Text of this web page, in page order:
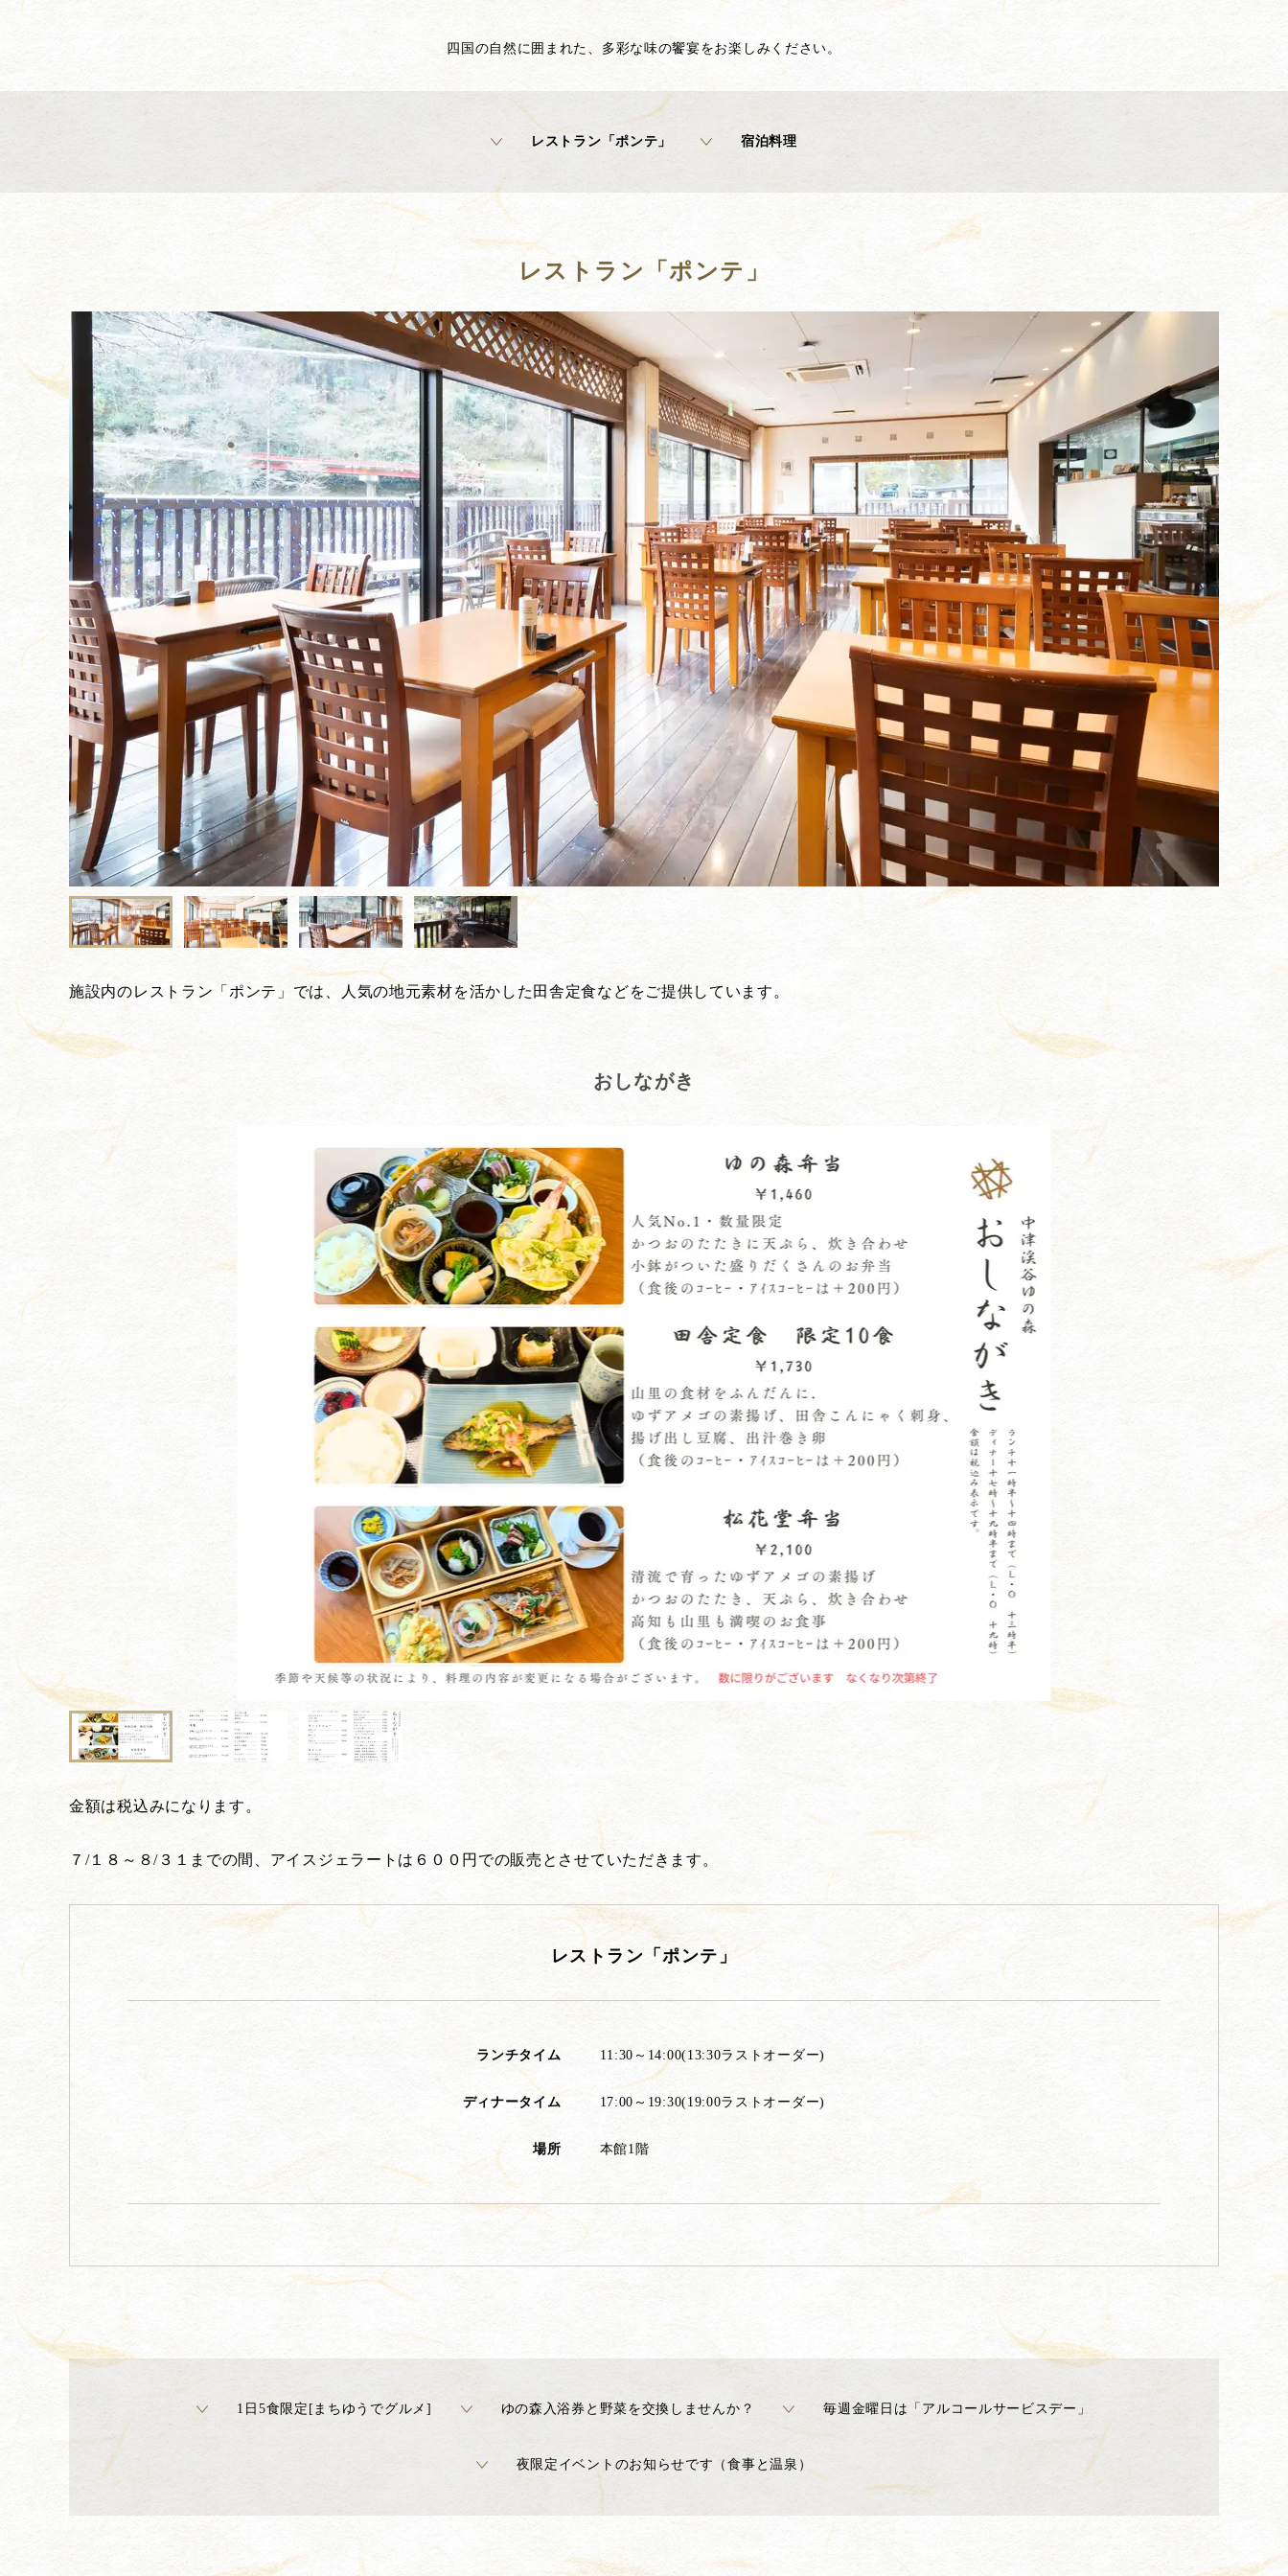
四国の自然に囲まれた、多彩な味の饗宴をお楽しみください。
レストラン「ポンテ」 宿泊料理
レストラン「ポンテ」
施設内のレストラン「ポンテ」では、人気の地元素材を活かした田舎定食などをご提供しています。
おしながき
金額は税込みになります。
７/１８～８/３１までの間、アイスジェラートは６００円での販売とさせていただきます。
レストラン「ポンテ」
ランチタイム 11:30～14:00(13:30ラストオーダー)
ディナータイム 17:00～19:30(19:00ラストオーダー)
場所 本館1階
1日5食限定[まちゆうでグルメ] ゆの森入浴券と野菜を交換しませんか？ 毎週金曜日は「アルコールサービスデー」
夜限定イベントのお知らせです（食事と温泉）